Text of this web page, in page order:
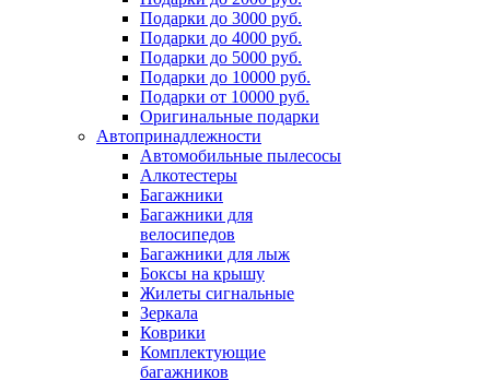
Подарки до 3000 руб.
Подарки до 4000 руб.
Подарки до 5000 руб.
Подарки до 10000 руб.
Подарки от 10000 руб.
Оригинальные подарки
Автопринадлежности
Автомобильные пылесосы
Алкотестеры
Багажники
Багажники для
велосипедов
Багажники для лыж
Боксы на крышу
Жилеты сигнальные
Зеркала
Коврики
Комплектующие
багажников